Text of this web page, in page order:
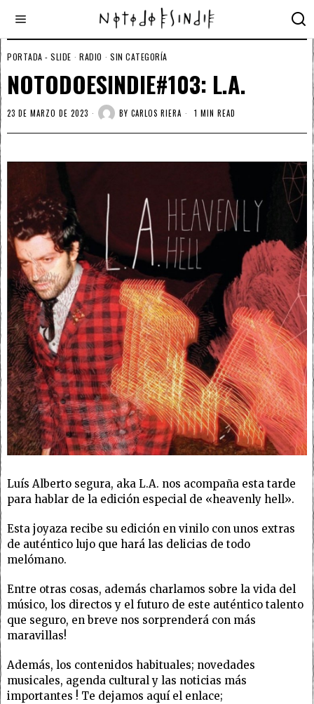
PORTADA - SLIDE · RADIO · SIN CATEGORÍA
NOTODOESINDIE#103: L.A.
23 DE MARZO DE 2023 BY CARLOS RIERA 1 MIN READ
Luís Alberto segura, aka L.A. nos acompaña esta tarde
para hablar de la edición especial de «heavenly hell».
Esta joyaza recibe su edición en vinilo con unos extras
de auténtico lujo que hará las delicias de todo
melómano.
Entre otras cosas, además charlamos sobre la vida del
músico, los directos y el futuro de este auténtico talento
que seguro, en breve nos sorprenderá con más
maravillas!
Además, los contenidos habituales; novedades
musicales, agenda cultural y las noticias más
importantes ! Te dejamos aquí el enlace;